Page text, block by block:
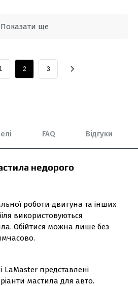
Показати ще
1 2 3
FAQ Відгуки
недорого
роботи двигуна та інших
використовуються
Обійтися можна лише без
LaMaster представлені
мастила для авто.